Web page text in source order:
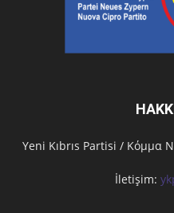
Υeni Kıbrıs Partisi / Κόμμα
İletişim: